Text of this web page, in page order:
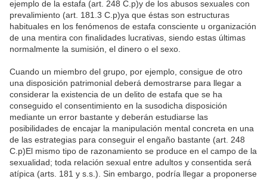
ejemplo de la estafa (art. 248 C.p)y de los abusos sexuales con
prevalimiento (art. 181.3 C.p)ya que éstas son estructuras
habituales en los fenómenos de estafa consciente u organización
de una mentira con finalidades lucrativas, siendo estas últimas
normalmente la sumisión, el dinero o el sexo.
Cuando un miembro del grupo, por ejemplo, consigue de otro
una disposición patrimonial deberá demostrarse para llegar a
considerar la existencia de un delito de estafa que se ha
conseguido el consentimiento en la susodicha disposición
mediante un error bastante y deberán estudiarse las
posibilidades de encajar la manipulación mental concreta en una
de las estrategias para conseguir el engaño bastante (art. 248
C.p)El mismo tipo de razonamiento se produce en el campo de la
sexualidad; toda relación sexual entre adultos y consentida será
atípica (arts. 181 y s.s.). Sin embargo, podría llegar a proponerse